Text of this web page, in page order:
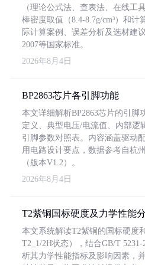
（理论公式法、查表法、在线工
棒密度取值（8.4-8.7g/cm³）和计
际计算案例、误差分析及选材建
2007等国家标准。
2026年8月4日
BP2863芯片各引脚功能
本文详细解析BP2863芯片的引脚
定义、典型电压/电流值、内部逻
引脚参数对照表。内容涵盖驱动
用电路设计要点，数据参考自杭
（版本V1.2）。
2026年8月4日
T2紫铜国标硬度及力学性能
本文系统解读T2紫铜的国标硬度
T2_1/2H状态），结合GB/T
析其力学性能指标及影响因素，